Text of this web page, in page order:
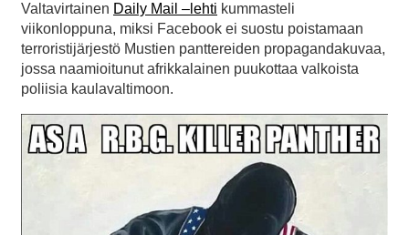
Valtavirtainen Daily Mail –lehti kummasteli
viikonloppuna, miksi Facebook ei suostu poistamaan
terroristijärjestö Mustien panttereiden propagandakuvaa,
jossa naamioitunut afrikkalainen puukottaa valkoista
poliisia kaulavaltimoon.